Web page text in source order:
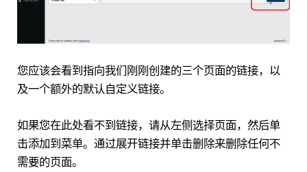
您应该会看到指向我们刚刚创建的三个页面的链接，以
及一个额外的默认自定义链接。
如果您在此处看不到链接，请从左侧选择页面，然后单
击添加到菜单。通过展开链接并单击删除来删除任何不
需要的页面。